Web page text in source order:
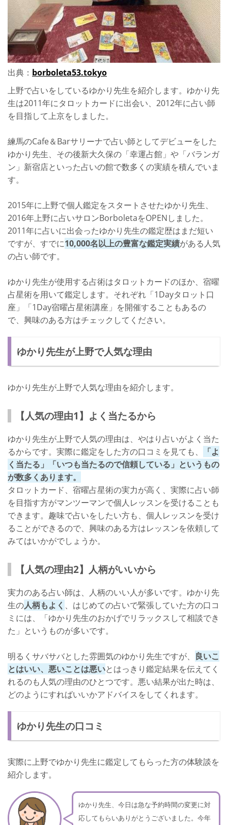
出典： borboleta53.tokyo
上野で占いをしているゆかり先生を紹介します。ゆかり先
生は2011年にタロットカードに出会い、2012年に占い師
を目指して上京をしました。
練馬のCafe＆Barサリーナで占い師としてデビューをした
ゆかり先生、その後新大久保の「幸運占館」や「バランガ
ン」新宿店といった占いの館で数多くの実績を積んでいま
す。
2015年に上野で個人鑑定をスタートさせたゆかり先生、
2016年上野に占いサロンBorboletaをOPENしました。
2011年に占いに出会ったゆかり先生の鑑定歴はまだ短い
ですが、すでに10,000名以上の豊富な鑑定実績がある人気
の占い師です。
ゆかり先生が使用する占術はタロットカードのほか、宿曜
占星術を用いて鑑定します。それぞれ「1Dayタロット口
座」「1Day宿曜占星術講座」を開催することもあるの
で、興味のある方はチェックしてください。
ゆかり先生が上野で人気な理由
ゆかり先生が上野で人気な理由を紹介します。
【人気の理由1】よく当たるから
ゆかり先生が上野で人気の理由は、やはり占いがよく当た
るからです。実際に鑑定をした方の口コミを見ても、
「よ
く当たる」「いつも当たるので信頼している」というもの
が数多くあります。
タロットカード、宿曜占星術の実力が高く、実際に占い師
を目指す方がマンツーマンで個人レッスンを受けることも
できます。趣味で占いをしたい方も、個人レッスンを受け
ることができるので、興味のある方はレッスンを依頼して
みてはいかがでしょうか。
【人気の理由2】人柄がいいから
実力のある占い師は、人柄のいい人が多いです。ゆかり先
生の人柄もよく 、はじめての占いで緊張していた方の口コ
ミには、「ゆかり先生のおかげでリラックスして相談でき
た」というものが多いです。
明るくサバサバとした雰囲気のゆかり先生ですが、 良いこ
とはいい、悪いことは悪いとはっきり鑑定結果を伝えてく
れるのも人気の理由のひとつです。悪い結果が出た時は、
どのようにすればいいかアドバイスをしてくれます。
ゆかり先生の口コミ
実際に上野でゆかり先生に鑑定してもらった方の体験談を
紹介します。
ゆかり先生、今日は急な予約時間の変更に対
応してもらいありがとうございました。今年